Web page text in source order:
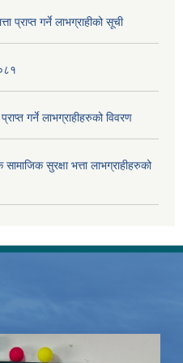
प्राप्‍त गर्ने लाभग्राहीको सूची
गर्ने लाभग्राहीहरुको विवरण
सुरक्षा भत्ता लाभग्राहीहरुको